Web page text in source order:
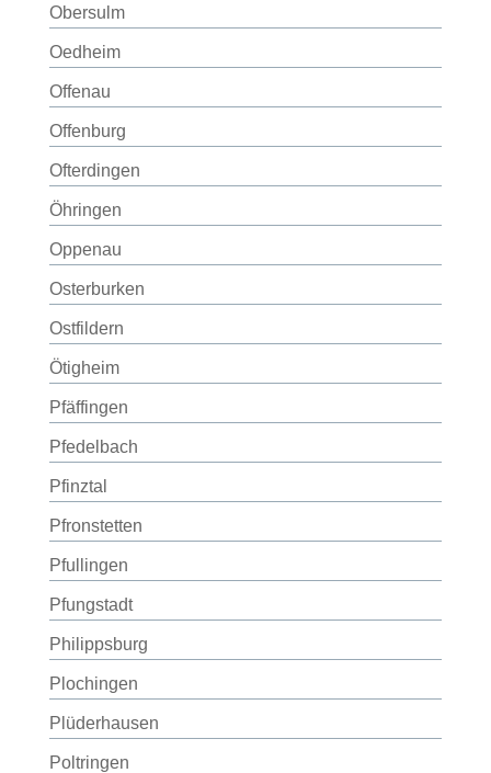
Obersulm
Oedheim
Offenau
Offenburg
Ofterdingen
Öhringen
Oppenau
Osterburken
Ostfildern
Ötigheim
Pfäffingen
Pfedelbach
Pfinztal
Pfronstetten
Pfullingen
Pfungstadt
Philippsburg
Plochingen
Plüderhausen
Poltringen